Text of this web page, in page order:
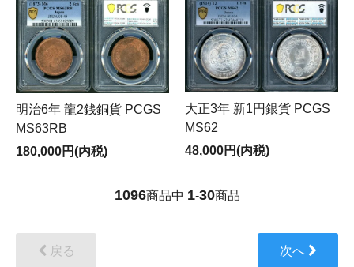
明治6年 龍2銭銅貨 PCGS
MS63RB
180,000円(内税)
大正3年 新1円銀貨 PCGS
MS62
48,000円(内税)
1096商品中 1-30商品
戻る 次へ